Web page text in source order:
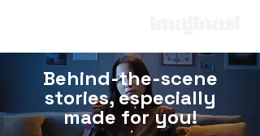
Behind-the-scene
stories, especially
made for you!